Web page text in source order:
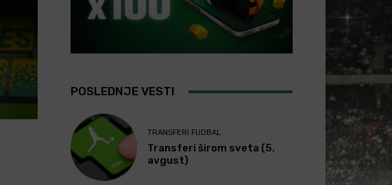
POSLEDNJE VESTI
TRANSFERI FUDBAL
Transferi širom sveta (5.
avgust)